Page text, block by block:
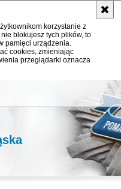
korzystanie z
blokujesz tych plików, to
pamięci urządzenia.
cookies, zmieniając
przeglądarki oznacza